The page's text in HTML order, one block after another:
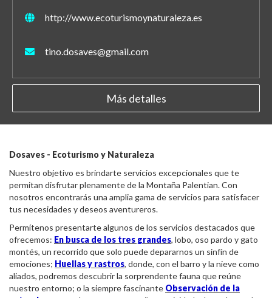
http://www.ecoturismoynaturaleza.es
tino.dosaves@gmail.com
Más detalles
Dosaves - Ecoturismo y Naturaleza
Nuestro objetivo es brindarte servicios excepcionales que te
permitan disfrutar plenamente de la Montaña Palentian. Con
nosotros encontrarás una amplia gama de servicios para satisfacer
tus necesidades y deseos aventureros.
Permítenos presentarte algunos de los servicios destacados que
ofrecemos: En busca de los tres grandes, lobo, oso pardo y gato
montés, un recorrido que solo puede depararnos un sinfín de
emociones; Huellas y rastros, donde, con el barro y la nieve como
aliados, podremos descubrir la sorprendente fauna que reúne
nuestro entorno; o la siempre fascinante Observación de la